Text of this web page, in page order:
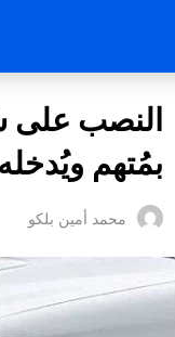
النصب على
بمُتهم
محمد أمين بلكو